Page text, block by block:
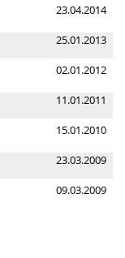
23.04.2014
25.01.2013
02.01.2012
11.01.2011
15.01.2010
23.03.2009
09.03.2009